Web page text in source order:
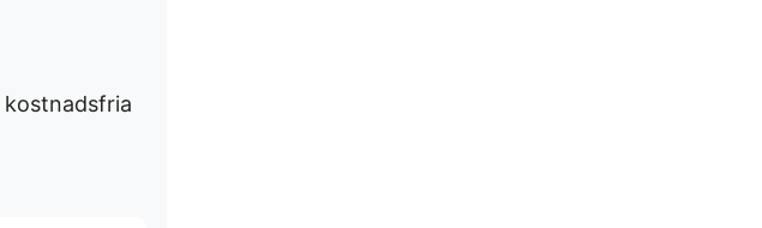
kostnadsfria